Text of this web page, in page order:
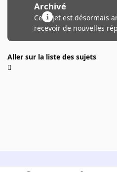
Archivé
Ce sujet est désormais
recevoir de nouvelles
Aller sur la liste des sujets